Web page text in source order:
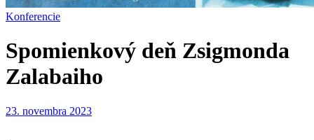
Konferencie
Spomienkový deň Zsigmonda
Zalabaiho
23. novembra 2023